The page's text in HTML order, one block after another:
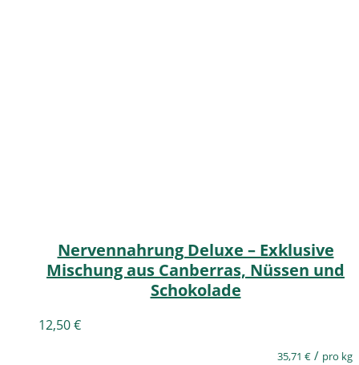
Nervennahrung Deluxe – Exklusive
Mischung aus Canberras, Nüssen und
Schokolade
12,50€
35,71 € / pro kg